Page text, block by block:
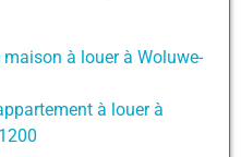
à louer à Woluwe-
à louer à